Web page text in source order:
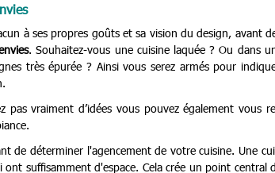
à ses propres goûts et sa vision du design, avant
. Souhaitez-vous une cuisine laquée ? Ou dans
très épurée ? Ainsi vous serez armés pour
pas vraiment d’idées vous pouvez également
de déterminer l'agencement de votre cuisine. Une
ont suffisamment d'espace. Cela crée un point